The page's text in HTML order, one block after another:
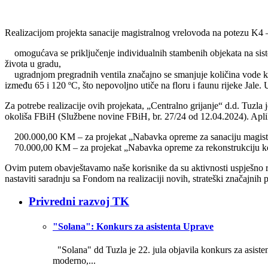
Realizacijom projekta sanacije magistralnog vrelovoda na potezu K4
omogućava se priključenje individualnih stambenih objekata na
života u gradu,
ugradnjom pregradnih ventila značajno se smanjuje količina vode
između 65 i 120 ºC, što nepovoljno utiče na floru i faunu rijeke Jale.
Za potrebe realizacije ovih projekata, „Centralno grijanje“ d.d.
okoliša FBiH (Službene novine FBiH, br. 27/24 od 12.04.2024).
200.000,00 KM – za projekat „Nabavka opreme za sanaciju
70.000,00 KM – za projekat „Nabavka opreme za rekonstrukciju
Ovim putem obavještavamo naše korisnike da su aktivnosti
nastaviti saradnju sa Fondom na realizaciji novih, strateški
Privredni razvoj TK
"Solana": Konkurs za asistenta Uprave
"Solana" dd Tuzla je 22. jula objavila konkurs za
moderno,...